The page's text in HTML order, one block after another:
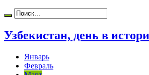
Узбекистан, день в
Январь
Февраль